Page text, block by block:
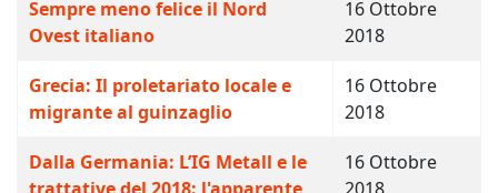
Sempre meno felice il Nord
Ovest italiano
16 Ottobre
2018
Grecia: Il proletariato locale e
migrante al guinzaglio
16 Ottobre
2018
Dalla Germania: L’IG Metall e le
16 Ottobre